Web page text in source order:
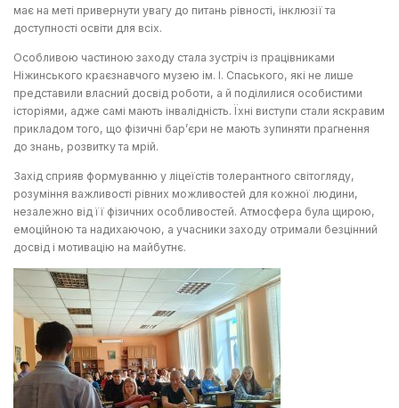
має на меті привернути увагу до питань рівності, інклюзії та
доступності освіти для всіх.
Особливою частиною заходу стала зустріч із працівниками
Ніжинського краєзнавчого музею ім. І. Спаського, які не лише
представили власний досвід роботи, а й поділилися особистими
історіями, адже самі мають інвалідність. Їхні виступи стали яскравим
прикладом того, що фізичні бар’єри не мають зупиняти прагнення
до знань, розвитку та мрій.
Захід сприяв формуванню у ліцеїстів толерантного світогляду,
розуміння важливості рівних можливостей для кожної людини,
незалежно від її фізичних особливостей. Атмосфера була щирою,
емоційною та надихаючою, а учасники заходу отримали безцінний
досвід і мотивацію на майбутнє.